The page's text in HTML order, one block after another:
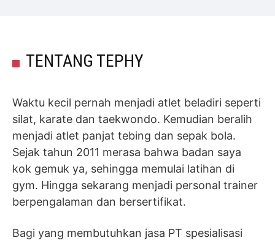
TENTANG TEPHY
Waktu kecil pernah menjadi atlet beladiri seperti
silat, karate dan taekwondo. Kemudian beralih
menjadi atlet panjat tebing dan sepak bola.
Sejak tahun 2011 merasa bahwa badan saya
kok gemuk ya, sehingga memulai latihan di
gym. Hingga sekarang menjadi personal trainer
berpengalaman dan bersertifikat.
Bagi yang membutuhkan jasa PT spesialisasi